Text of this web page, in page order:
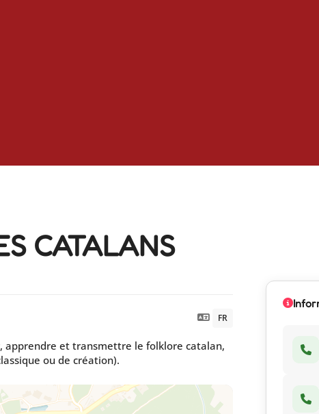
CATALANS
FR
apprendre et transmettre le folklore catalan,
ou de création).